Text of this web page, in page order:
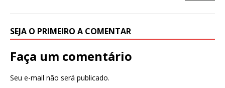
SEJA O PRIMEIRO A COMENTAR
Faça um comentário
Seu e-mail não será publicado.